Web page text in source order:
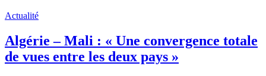
Actualité
Algérie – Mali : « Une convergence totale
de vues entre les deux pays »